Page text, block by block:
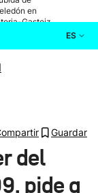
en
Gasteiz
ES
Guardar
del
pide a